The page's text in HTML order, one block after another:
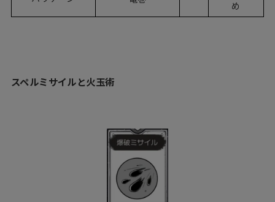
め
スペルミサイルと火玉術